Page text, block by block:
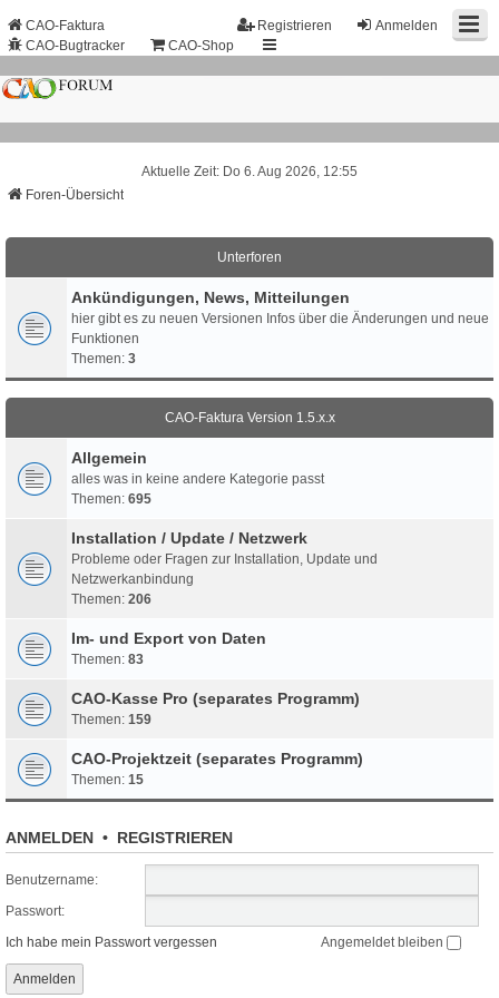
Anmelden
Registrieren
CAO-Faktura
CAO-Bugtracker
CAO-Shop
Aktuelle Zeit: Do 6. Aug 2026, 12:55
Foren-Übersicht
Unterforen
Ankündigungen, News, Mitteilungen
hier gibt es zu neuen Versionen Infos über die Änderungen und neue
Funktionen
Themen: 3
CAO-Faktura Version 1.5.x.x
Allgemein
alles was in keine andere Kategorie passt
Themen: 695
Installation / Update / Netzwerk
Probleme oder Fragen zur Installation, Update und
Netzwerkanbindung
Themen: 206
Im- und Export von Daten
Themen: 83
CAO-Kasse Pro (separates Programm)
Themen: 159
CAO-Projektzeit (separates Programm)
Themen: 15
ANMELDEN • REGISTRIEREN
Benutzername:
Passwort:
Ich habe mein Passwort vergessen
Angemeldet bleiben